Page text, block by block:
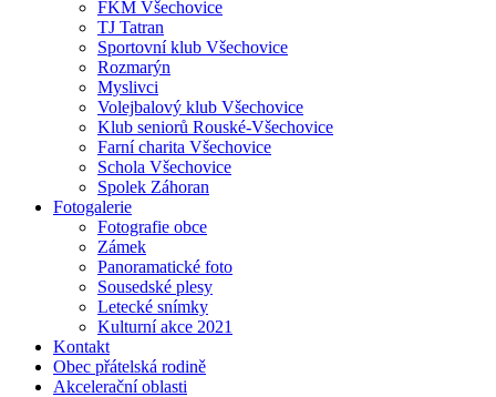
FKM Všechovice
TJ Tatran
Sportovní klub Všechovice
Rozmarýn
Myslivci
Volejbalový klub Všechovice
Klub seniorů Rouské-Všechovice
Farní charita Všechovice
Schola Všechovice
Spolek Záhoran
Fotogalerie
Fotografie obce
Zámek
Panoramatické foto
Sousedské plesy
Letecké snímky
Kulturní akce 2021
Kontakt
Obec přátelská rodině
Akcelerační oblasti